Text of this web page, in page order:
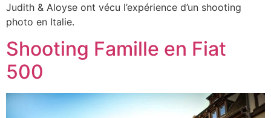
Judith & Aloyse ont vécu l’expérience d’un shooting
photo en Italie.
Shooting Famille en Fiat
500